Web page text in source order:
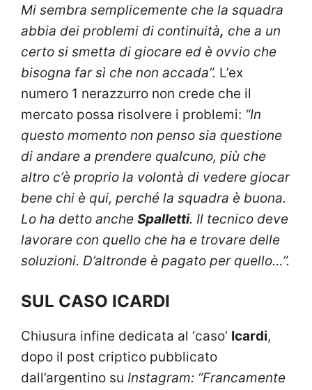
Mi sembra semplicemente che la squadra
abbia dei problemi di continuità, che a un
certo si smetta di giocare ed è ovvio che
bisogna far sì che non accada”. L’ex
numero 1 nerazzurro non crede che il
mercato possa risolvere i problemi: “In
questo momento non penso sia questione
di andare a prendere qualcuno, più che
altro c’è proprio la volontà di vedere giocar
bene chi è qui, perché la squadra è buona.
Lo ha detto anche Spalletti. Il tecnico deve
lavorare con quello che ha e trovare delle
soluzioni. D’altronde è pagato per quello…”.
SUL CASO ICARDI
Chiusura infine dedicata al ‘caso’ Icardi,
dopo il post criptico pubblicato
dall’argentino su Instagram: “Francamente